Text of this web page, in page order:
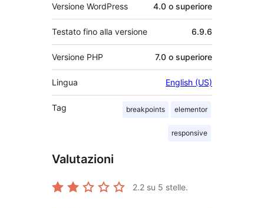
Versione WordPress 4.0 o superiore
Testato fino alla versione 6.9.6
Versione PHP 7.0 o superiore
Lingua English (US)
Tag breakpoints elementor
responsive
Valutazioni
2.2 su 5 stelle.